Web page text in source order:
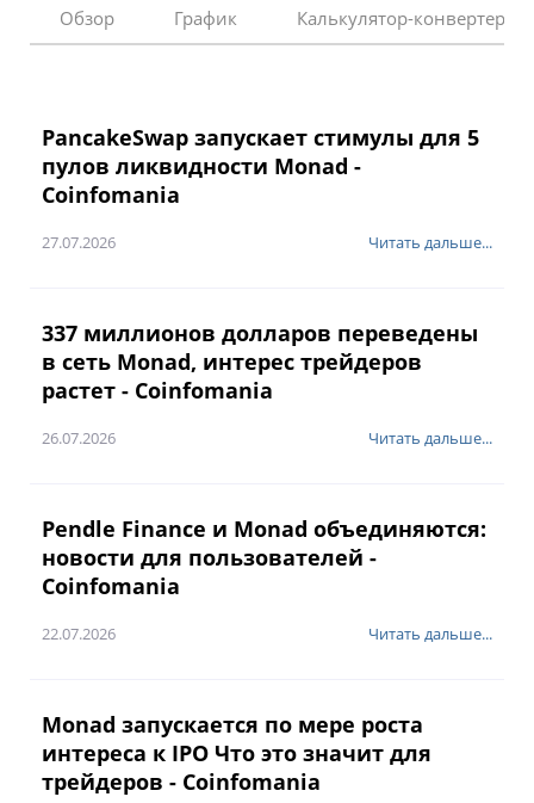
Обзор
График Калькулятор-конвертер
PancakeSwap запускает стимулы для 5
пулов ликвидности Monad -
Coinfomania
27.07.2026 Читать дальше...
337 миллионов долларов переведены
в сеть Monad, интерес трейдеров
растет - Coinfomania
26.07.2026 Читать дальше...
Pendle Finance и Monad объединяются:
новости для пользователей -
Coinfomania
22.07.2026 Читать дальше...
Monad запускается по мере роста
интереса к IPO Что это значит для
трейдеров - Coinfomania